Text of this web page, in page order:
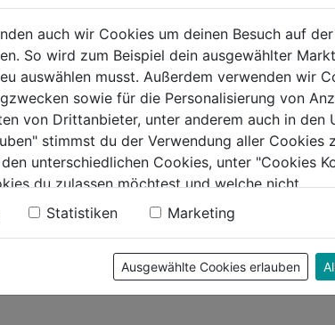
0.0
von
5
Sternen.
32,59€
500
0.0
0.0
von
5
Sternen.
34,99€
auch wir Cookies um deinen Besuch auf
So wird zum Beispiel dein ausgewählter
auswählen musst. Außerdem verwenden wir
sowie für die Personalisierung von
von Drittanbieter, unter anderem auch in den
stimmst du der Verwendung aller Cookies
unterschiedlichen Cookies, unter "Cookies
du zulassen möchtest und welche nicht.
unserer Datenschutzerklärung
Statistiken Marketing
Ausgewählte Cookies erlauben